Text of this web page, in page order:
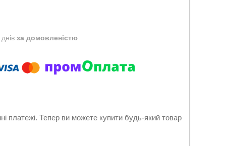
за домовленістю
платежі. Тепер ви можете купити будь-який товар